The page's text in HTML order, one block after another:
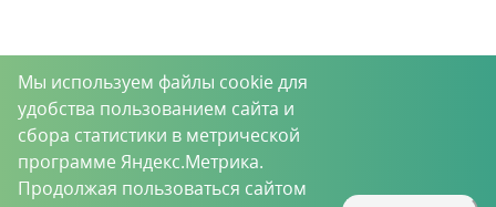
Мы используем файлы cookie для
удобства пользованием сайта и
сбора статистики в метрической
программе Яндекс.Метрика.
Продолжая пользоваться сайтом